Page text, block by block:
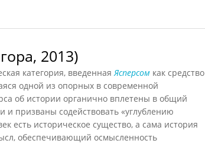
2013)
категория, введеннаяЯсперсом как средство
одной из опорных в современной
об истории органично вплетены в общий
и призваны содействовать «углублению
есть историческое существо, а сама история
обеспечивающий осмысленность